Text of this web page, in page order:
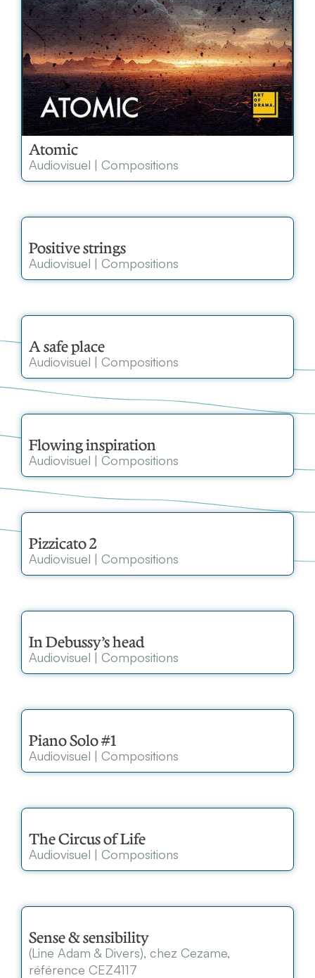
Atomic
Audiovisuel | Compositions
Positive strings
Audiovisuel | Compositions
A safe place
Audiovisuel | Compositions
Flowing inspiration
Audiovisuel | Compositions
Pizzicato 2
Audiovisuel | Compositions
In Debussy’s head
Audiovisuel | Compositions
Piano Solo #1
Audiovisuel | Compositions
The Circus of Life
Audiovisuel | Compositions
Sense & sensibility
(Line Adam & Divers), chez Cezame,
référence CEZ4117